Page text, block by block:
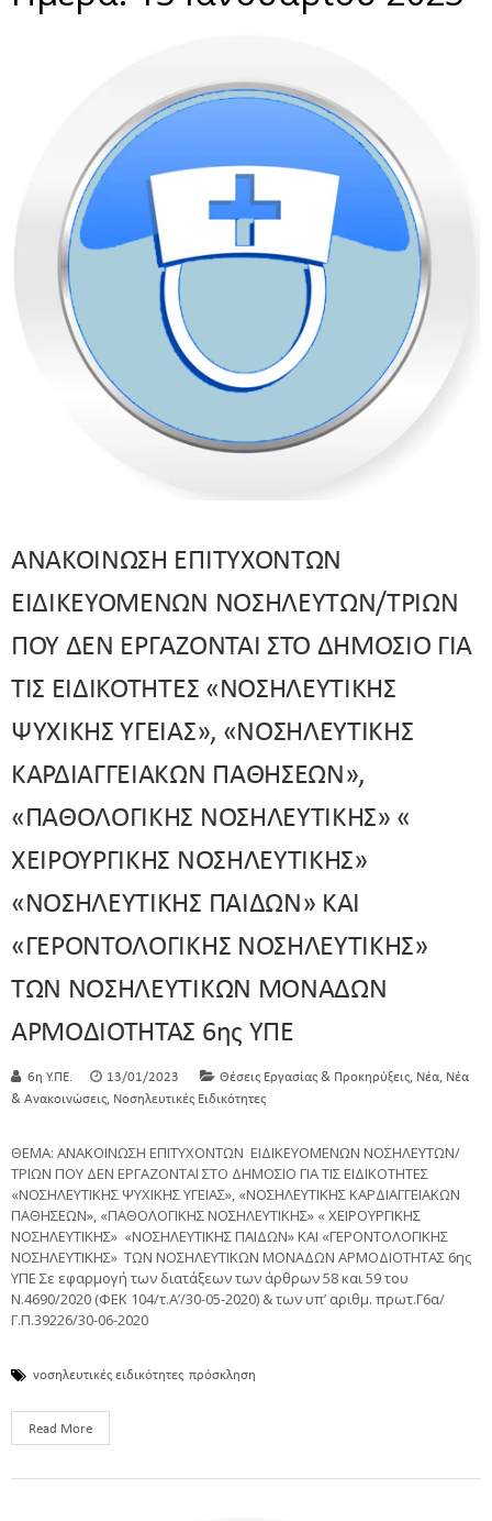
ΑΝΑΚΟΙΝΩΣΗ ΕΠΙΤΥΧΟΝΤΩΝ
ΕΙΔΙΚΕΥΟΜΕΝΩΝ ΝΟΣΗΛΕΥΤΩΝ/ΤΡΙΩΝ
ΠΟΥ ΔΕΝ ΕΡΓΑΖΟΝΤΑΙ ΣΤΟ ΔΗΜΟΣΙΟ ΓΙΑ
ΤΙΣ ΕΙΔΙΚΟΤΗΤΕΣ «ΝΟΣΗΛΕΥΤΙΚΗΣ
ΨΥΧΙΚΗΣ ΥΓΕΙΑΣ», «ΝΟΣΗΛΕΥΤΙΚΗΣ
ΚΑΡΔΙΑΓΓΕΙΑΚΩΝ ΠΑΘΗΣΕΩΝ»,
«ΠΑΘΟΛΟΓΙΚΗΣ ΝΟΣΗΛΕΥΤΙΚΗΣ» «
ΧΕΙΡΟΥΡΓΙΚΗΣ ΝΟΣΗΛΕΥΤΙΚΗΣ»
«ΝΟΣΗΛΕΥΤΙΚΗΣ ΠΑΙΔΩΝ» ΚΑΙ
«ΓΕΡΟΝΤΟΛΟΓΙΚΗΣ ΝΟΣΗΛΕΥΤΙΚΗΣ»
ΤΩΝ ΝΟΣΗΛΕΥΤΙΚΩΝ ΜΟΝΑΔΩΝ
ΑΡΜΟΔΙΟΤΗΤΑΣ 6ης ΥΠΕ
6η Υ.ΠΕ. 13/01/2023 Θέσεις Εργασίας & Προκηρύξεις Νέα Νέα
& Ανακοινώσεις Νοσηλευτικές Ειδικότητες
ΘΕΜΑ: ΑΝΑΚΟΙΝΩΣΗ ΕΠΙΤΥΧΟΝΤΩΝ ΕΙΔΙΚΕΥΟΜΕΝΩΝ ΝΟΣΗΛΕΥΤΩΝ/
ΤΡΙΩΝ ΠΟΥ ΔΕΝ ΕΡΓΑΖΟΝΤΑΙ ΣΤΟ ΔΗΜΟΣΙΟ ΓΙΑ ΤΙΣ ΕΙΔΙΚΟΤΗΤΕΣ
«ΝΟΣΗΛΕΥΤΙΚΗΣ ΨΥΧΙΚΗΣ ΥΓΕΙΑΣ», «ΝΟΣΗΛΕΥΤΙΚΗΣ ΚΑΡΔΙΑΓΓΕΙΑΚΩΝ
ΠΑΘΗΣΕΩΝ», «ΠΑΘΟΛΟΓΙΚΗΣ ΝΟΣΗΛΕΥΤΙΚΗΣ» « ΧΕΙΡΟΥΡΓΙΚΗΣ
ΝΟΣΗΛΕΥΤΙΚΗΣ» «ΝΟΣΗΛΕΥΤΙΚΗΣ ΠΑΙΔΩΝ» ΚΑΙ «ΓΕΡΟΝΤΟΛΟΓΙΚΗΣ
ΝΟΣΗΛΕΥΤΙΚΗΣ» ΤΩΝ ΝΟΣΗΛΕΥΤΙΚΩΝ ΜΟΝΑΔΩΝ ΑΡΜΟΔΙΟΤΗΤΑΣ 6ης
ΥΠΕ Σε εφαρμογή των διατάξεων των άρθρων 58 και 59 του
Ν.4690/2020 (ΦΕΚ 104/τ.Α’/30-05-2020) & των υπ’ αριθμ. πρωτ.Γ6α/
Γ.Π.39226/30-06-2020
νοσηλευτικές ειδικότητες πρόσκληση
Read More